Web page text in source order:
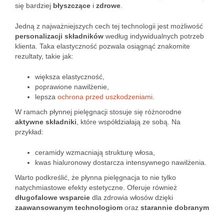
się bardziej błyszczące i zdrowe
Jedną z najważniejszych cech tej technologii jest możliwość
personalizacji składników według indywidualnych potrzeb
klienta. Taka elastyczność pozwala osiągnąć znakomite
rezultaty, takie jak:
większa elastyczność,
poprawione nawilżenie,
lepsza ochrona przed uszkodzeniami
W ramach płynnej pielęgnacji stosuje się różnorodne
aktywne składniki , które współdziałają ze sobą. Na
przykład:
ceramidy wzmacniają strukturę włosa,
kwas hialuronowy dostarcza intensywnego nawilżenia.
Warto podkreślić, że płynna pielęgnacja to nie tylko
natychmiastowe efekty estetyczne. Oferuje również
długofalowe wsparcie dla zdrowia włosów dzięki
zaawansowanym technologiom oraz starannie dobranym